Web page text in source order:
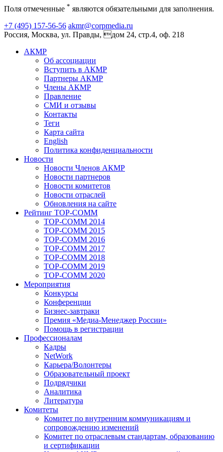
Поля отмеченные * являются обязательными для заполнения.
+7 (495) 157-56-56 akmr@corpmedia.ru
Россия, Москва, ул. Правды, дом 24, стр.4, оф. 218
АКМР
Об ассоциации
Вступить в АКМР
Партнеры АКМР
Члены АКМР
Правление
СМИ и отзывы
Контакты
Теги
Карта сайта
English
Политика конфиденциальности
Новости
Новости Членов АКМР
Новости партнеров
Новости комитетов
Новости отраслей
Обновления на сайте
Рейтинг TOP-COMM
TOP-COMM 2014
TOP-COMM 2015
TOP-COMM 2016
TOP-COMM 2017
TOP-COMM 2018
TOP-COMM 2019
TOP-COMM 2020
Мероприятия
Конкурсы
Конференции
Бизнес-завтраки
Премия «Медиа-Менеджер России»
Помощь в регистрации
Профессионалам
Кадры
NetWork
Карьера/Волонтеры
Образовательный проект
Подрядчики
Аналитика
Литература
Комитеты
Комитет по внутренним коммуникациям и
сопровождению изменений
Комитет по отраслевым стандартам, образованию
и сертификации